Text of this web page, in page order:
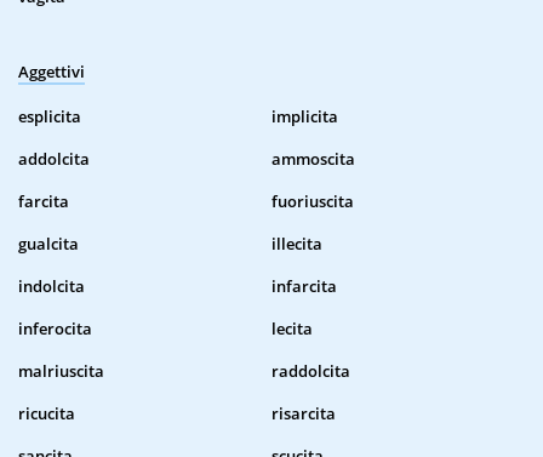
Aggettivi
esplicita
implicita
addolcita
ammoscita
farcita
fuoriuscita
gualcita
illecita
indolcita
infarcita
inferocita
lecita
malriuscita
raddolcita
ricucita
risarcita